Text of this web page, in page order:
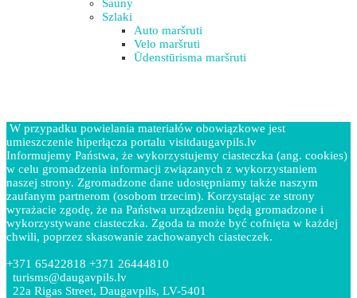
Sauny
Szlaki
Auto maršruti
Velo maršruti
Ūdenstūrisma maršruti
W przypadku powielania materiałów obowiązkowe jest
umieszczenie hiperłącza portalu visitdaugavpils.lv
Informujemy Państwa, że wykorzystujemy ciasteczka (ang. cookies)
w celu gromadzenia informacji związanych z wykorzystaniem
naszej strony. Zgromadzone dane udostępniamy także naszym
zaufanym partnerom (osobom trzecim). Korzystając ze strony
wyrażacie zgodę, że na Państwa urządzeniu będą gromadzone i
wykorzystywane ciasteczka. Zgoda ta może być cofnięta w każdej
chwili, poprzez skasowanie zachowanych ciasteczek.
+371 65422818 +371 26444810
turisms@daugavpils.lv
22a Rigas Street, Daugavpils, LV-5401